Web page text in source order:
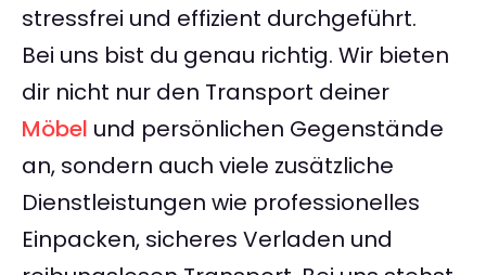
stressfrei und effizient durchgeführt.
Bei uns bist du genau richtig. Wir bieten
dir nicht nur den Transport deiner
Möbel und persönlichen Gegenstände
an, sondern auch viele zusätzliche
Dienstleistungen wie professionelles
Einpacken, sicheres Verladen und